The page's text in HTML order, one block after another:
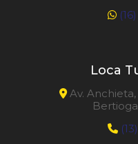
Loca
Av. Anchieta,